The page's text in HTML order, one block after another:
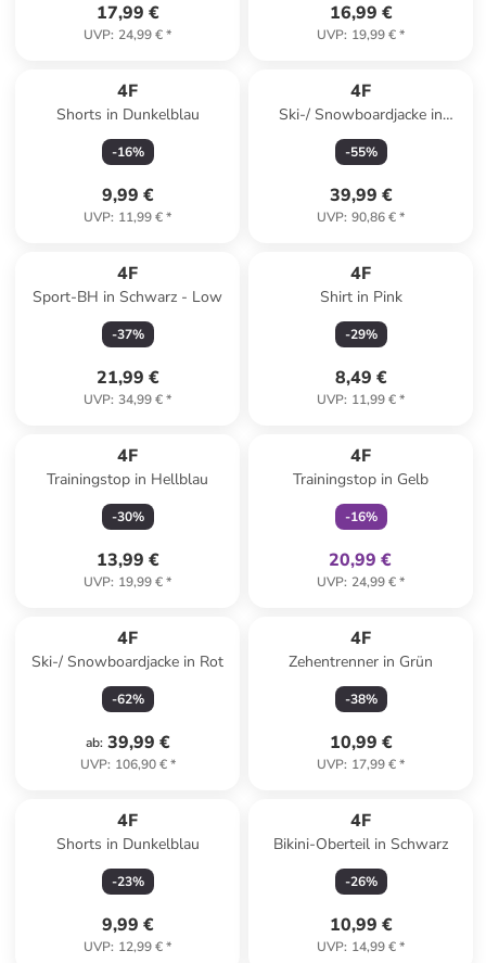
17,99 €
UVP: 24,99 €*
16,99 €
UVP: 19,99 €*
4F
Shorts in Dunkelblau
-16%
9,99 €
UVP: 11,99 €*
4F
Ski-/ Snowboardjacke in
Schwarz
-55%
39,99 €
UVP: 90,86 €*
4F
Sport-BH in Schwarz - Low
-37%
21,99 €
UVP: 34,99 €*
4F
Shirt in Pink
-29%
8,49 €
UVP: 11,99 €*
4F
Trainingstop in Hellblau
-30%
13,99 €
UVP: 19,99 €*
4F
Trainingstop in Gelb
-16%
20,99 €
UVP: 24,99 €*
4F
Ski-/ Snowboardjacke in Rot
-62%
ab: 39,99 €
UVP: 106,90 €*
4F
Zehentrenner in Grün
-38%
10,99 €
UVP: 17,99 €*
4F
Shorts in Dunkelblau
-23%
9,99 €
UVP: 12,99 €*
4F
Bikini-Oberteil in Schwarz
-26%
10,99 €
UVP: 14,99 €*